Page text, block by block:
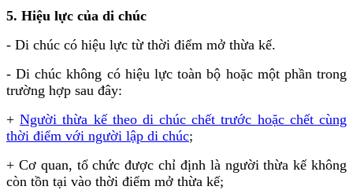
5. Hiệu lực của di chúc
- Di chúc có hiệu lực từ thời điểm mở thừa kế.
- Di chúc không có hiệu lực toàn bộ hoặc một phần trong
trường hợp sau đây:
+Người thừa kế theo di chúc chết trước hoặc chết cùng
thời điểm với người lập di chúc;
+ Cơ quan, tổ chức được chỉ định là người thừa kế không
còn tồn tại vào thời điểm mở thừa kế;